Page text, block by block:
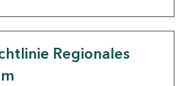
Regionales